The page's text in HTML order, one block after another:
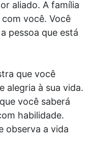
aliado. A família
você. Você
pessoa que está
que você
alegria à sua vida.
você saberá
habilidade.
observa a vida